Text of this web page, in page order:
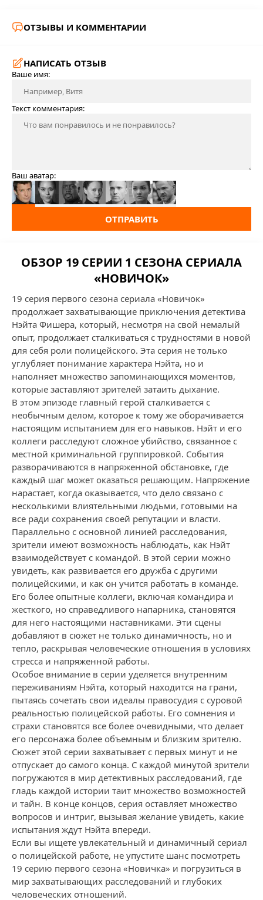
ОТЗЫВЫ И КОММЕНТАРИИ
НАПИСАТЬ ОТЗЫВ
Ваше имя:
Текст комментария:
Ваш аватар:
ОТПРАВИТЬ
ОБЗОР 19 СЕРИИ 1 СЕЗОНА СЕРИАЛА
«НОВИЧОК»
19 серия первого сезона сериала «Новичок»
продолжает захватывающие приключения детектива
Нэйта Фишера, который, несмотря на свой немалый
опыт, продолжает сталкиваться с трудностями в новой
для себя роли полицейского. Эта серия не только
углубляет понимание характера Нэйта, но и
наполняет множество запоминающихся моментов,
которые заставляют зрителей затаить дыхание.
В этом эпизоде главный герой сталкивается с
необычным делом, которое к тому же оборачивается
настоящим испытанием для его навыков. Нэйт и его
коллеги расследуют сложное убийство, связанное с
местной криминальной группировкой. События
разворачиваются в напряженной обстановке, где
каждый шаг может оказаться решающим. Напряжение
нарастает, когда оказывается, что дело связано с
несколькими влиятельными людьми, готовыми на
все ради сохранения своей репутации и власти.
Параллельно с основной линией расследования,
зрители имеют возможность наблюдать, как Нэйт
взаимодействует с командой. В этой серии можно
увидеть, как развивается его дружба с другими
полицейскими, и как он учится работать в команде.
Его более опытные коллеги, включая командира и
жесткого, но справедливого напарника, становятся
для него настоящими наставниками. Эти сцены
добавляют в сюжет не только динамичность, но и
тепло, раскрывая человеческие отношения в условиях
стресса и напряженной работы.
Особое внимание в серии уделяется внутренним
переживаниям Нэйта, который находится на грани,
пытаясь сочетать свои идеалы правосудия с суровой
реальностью полицейской работы. Его сомнения и
страхи становятся все более очевидными, что делает
его персонажа более объемным и близким зрителю.
Сюжет этой серии захватывает с первых минут и не
отпускает до самого конца. С каждой минутой зрители
погружаются в мир детективных расследований, где
гладь каждой истории таит множество возможностей
и тайн. В конце концов, серия оставляет множество
вопросов и интриг, вызывая желание увидеть, какие
испытания ждут Нэйта впереди.
Если вы ищете увлекательный и динамичный сериал
о полицейской работе, не упустите шанс посмотреть
19 серию первого сезона «Новичка» и погрузиться в
мир захватывающих расследований и глубоких
человеческих отношений.